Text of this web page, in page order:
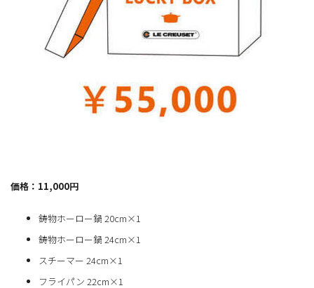
価格：11,000円
鋳物ホーロー鍋 20cm×1
鋳物ホーロー鍋 24cm×1
スチーマー 24cm×1
フライパン 22cm×1